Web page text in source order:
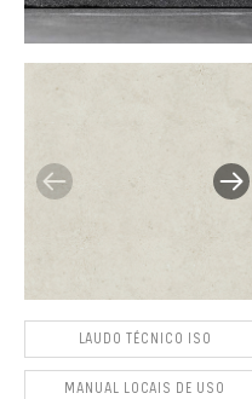
LAUDO TÉCNICO ISO
MANUAL LOCAIS DE USO